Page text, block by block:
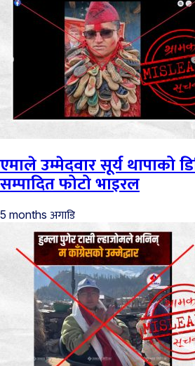
एमाले उम्मेदवार सूर्य थापाको
सम्पादित फोटो भाइरल
5 months अगाडि